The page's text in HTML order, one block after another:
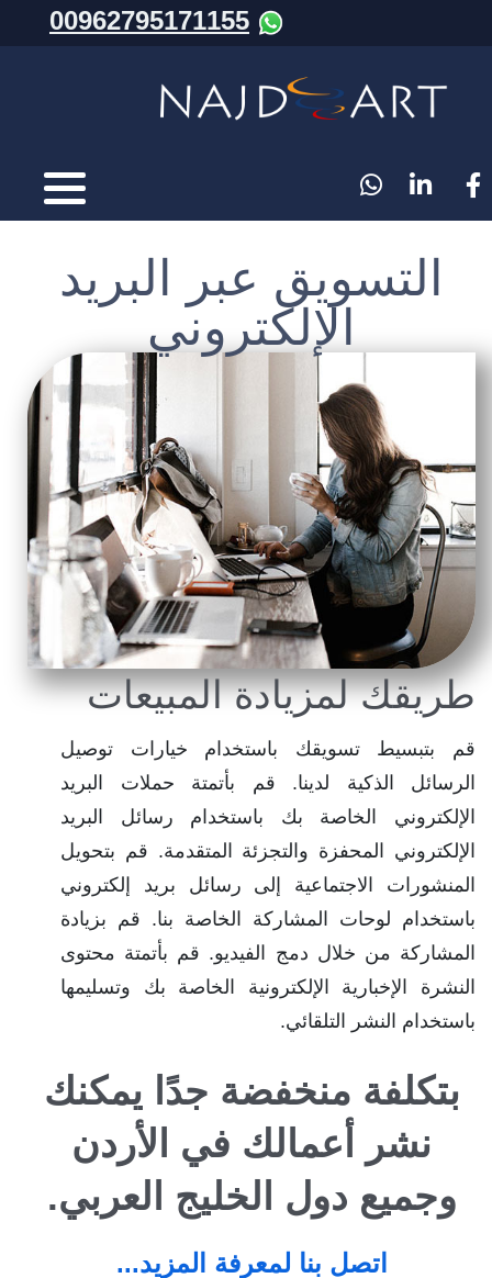
00962795171155
التسويق عبر البريد
الإلكتروني
طريقك لمزيادة المبيعات
قم بتبسيط تسويقك باستخدام خيارات توصيل
الرسائل الذكية لدينا. قم بأتمتة حملات البريد
الإلكتروني الخاصة بك باستخدام رسائل البريد
الإلكتروني المحفزة والتجزئة المتقدمة. قم بتحويل
المنشورات الاجتماعية إلى رسائل بريد إلكتروني
باستخدام لوحات المشاركة الخاصة بنا. قم بزيادة
المشاركة من خلال دمج الفيديو. قم بأتمتة محتوى
النشرة الإخبارية الإلكترونية الخاصة بك وتسليمها
باستخدام النشر التلقائي.
بتكلفة منخفضة جدًا يمكنك
نشر أعمالك في الأردن
وجميع دول الخليج العربي.
اتصل بنا لمعرفة المزيد...